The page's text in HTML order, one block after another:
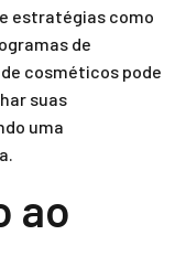
estratégias como
de
cosméticos pode
suas
uma
ao